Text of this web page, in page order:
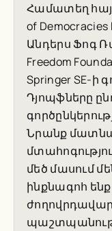
Համատեղ
of
Անդերս Ֆոգ
Freedom
Springer SE-
Դյոպֆները
Նրանք
մեծ մասում
ինքնագոհ